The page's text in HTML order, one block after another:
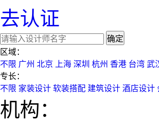
去认证
确定
区域：
不限 广州 北京 上海 深圳 杭州 香港 台湾 武
专长：
不限 家装设计 软装搭配 建筑设计 酒店设计
机构：